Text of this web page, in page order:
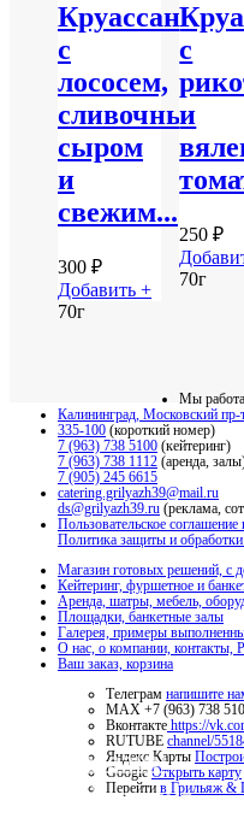
Круассан
с
лососем,
сливочным
сыром
и
свежим...
300 ₽
Добавить +
70г
с
и
250₽
70г
Мы
Калининград, Московский
335-100 (короткий номер)
7 (963) 738 5100 (кейтеринг)
7 (963) 738 1112 (аренда,
7 (905) 245 6615
catering.grilyazh39@mail.ru
ds@grilyazh39.ru (реклама,
Пользовательское
Политика защиты и
Магазин готовых решений, с
Кейтеринг, фуршетное и
Аренда, шатры, мебель,
Площадки, банкетные залы
Галерея, примеры
О нас, о компании, контакты,
Ваш заказ, корзина
Телеграм напишите
МАХ +7 (963) 738
Вконтакте https://
RUTUBE channel/
Яндекс Карты
Google Открыть карту
Перейти в Грильяж &
Магазин
Кейтеринг